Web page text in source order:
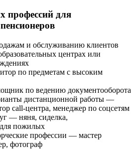
профессий для
и обслуживанию клиентов
центрах или
по предметам с высоким
по ведению документооборота
дистанционной работы —
call-центра, менеджер по соцсетям
— няня, сиделка,
пожилых
профессии — мастер
фотограф